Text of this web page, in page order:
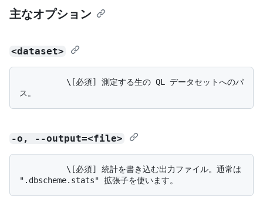
主なオプション
<dataset>
-o, --output=<file>